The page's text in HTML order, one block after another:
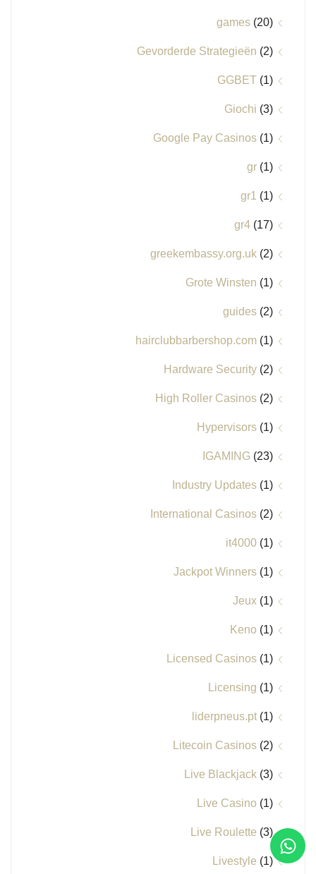
games (20)
Gevorderde Strategieën (2)
GGBET (1)
Giochi (3)
Google Pay Casinos (1)
gr (1)
gr1 (1)
gr4 (17)
greekembassy.org.uk (2)
Grote Winsten (1)
guides (2)
hairclubbarbershop.com (1)
Hardware Security (2)
High Roller Casinos (2)
Hypervisors (1)
IGAMING (23)
Industry Updates (1)
International Casinos (2)
it4000 (1)
Jackpot Winners (1)
Jeux (1)
Keno (1)
Licensed Casinos (1)
Licensing (1)
liderpneus.pt (1)
Litecoin Casinos (2)
Live Blackjack (3)
Live Casino (1)
Live Roulette (3)
Livestyle (1)